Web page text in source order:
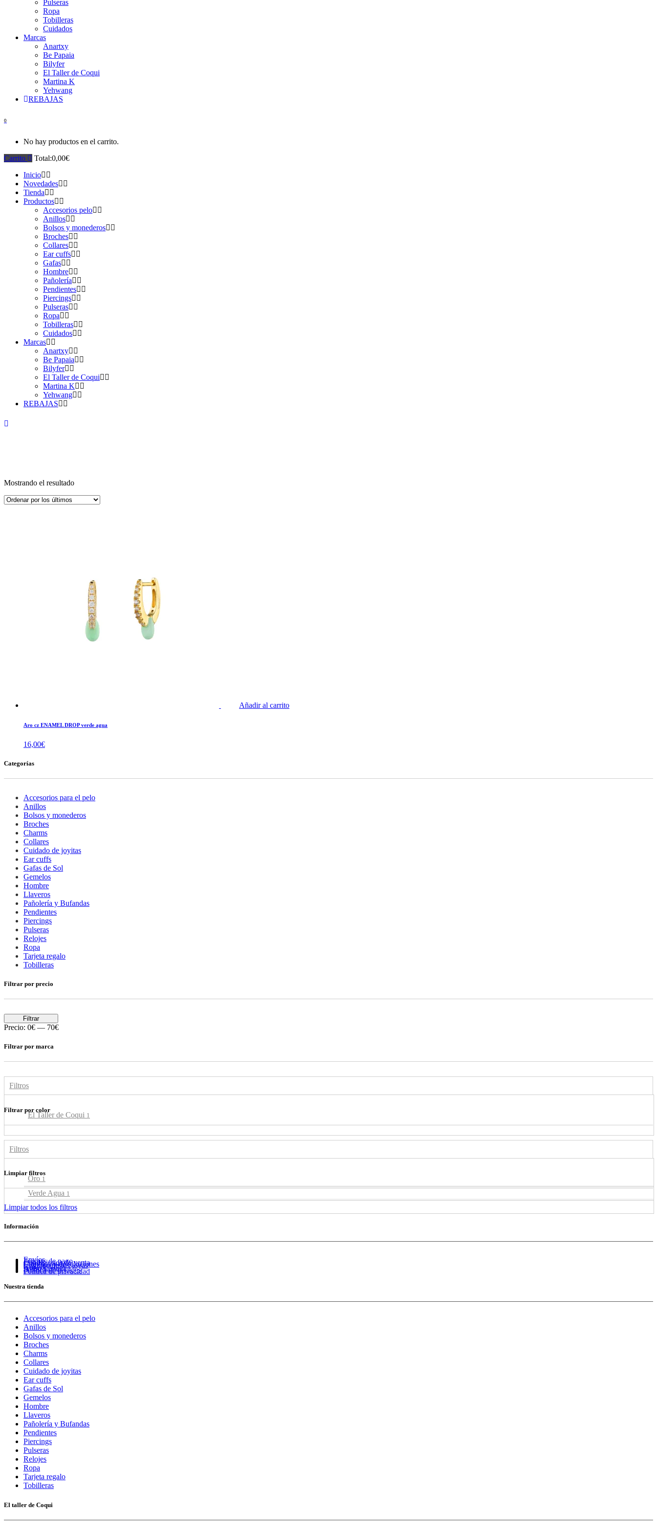
Pulseras
Ropa
Tobilleras
Cuidados
Marcas
Anartxy
Be Papaia
Bilyfer
El Taller de Coqui
Martina K
Yehwang
REBAJAS
0
No hay productos en el carrito.
Carrito
Total:0,00€
Inicio
Novedades
Tienda
Productos
Accesorios pelo
Anillos
Bolsos y monederos
Broches
Collares
Ear cuffs
Gafas
Hombre
Pañolería
Pendientes
Piercings
Pulseras
Ropa
Tobilleras
Cuidados
Marcas
Anartxy
Be Papaia
Bilyfer
El Taller de Coqui
Martina K
Yehwang
REBAJAS
Mostrando el resultado
Añadir al carrito
Aro cz ENAMEL DROP verde agua
16,00€
Categorías
Accesorios para el pelo
Anillos
Bolsos y monederos
Broches
Charms
Collares
Cuidado de joyitas
Ear cuffs
Gafas de Sol
Gemelos
Hombre
Llaveros
Pañolería y Bufandas
Pendientes
Piercings
Pulseras
Relojes
Ropa
Tarjeta regalo
Tobilleras
Filtrar por precio
Filtrar
Precio: 0€ — 70€
Filtrar por marca
Filtros
El Taller de Coqui 1
Filtrar por color
Filtros
Oro 1
Verde Agua 1
Limpiar filtros
Limpiar todos los filtros
Información
Envíos
Formas de pago
Condiciones de venta
Cambios y devoluciones
Cuidado de tus joyas
Guía de tallas
Aviso Legal
Política de cookies
Política de privacidad
Nuestra tienda
Accesorios para el pelo
Anillos
Bolsos y monederos
Broches
Charms
Collares
Cuidado de joyitas
Ear cuffs
Gafas de Sol
Gemelos
Hombre
Llaveros
Pañolería y Bufandas
Pendientes
Piercings
Pulseras
Relojes
Ropa
Tarjeta regalo
Tobilleras
El taller de Coqui